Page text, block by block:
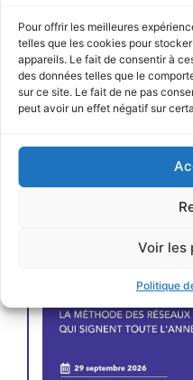
Pour offrir les meilleures
telles que les cookies pour
appareils. Le fait de consentir à
des données telles que le
sur ce site. Le fait de ne pas
peut avoir un effet négatif sur
Voir les
Politique
JE